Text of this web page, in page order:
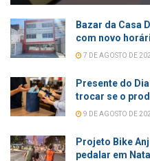
Bazar da Casa
com novo
7 DE AGOSTO DE
Presente do
trocar se o
9 DE AGOSTO DE
Projeto Bike
pedalar em